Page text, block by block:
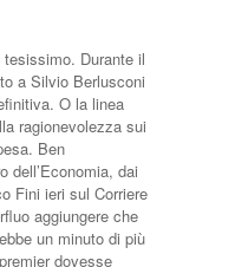
Durante il
a Silvio Berlusconi
O la linea
ragionevolezza sui
Ben
dell’Economia, dai
Fini ieri sul Corriere
aggiungere che
un mi­nuto di più
dovesse